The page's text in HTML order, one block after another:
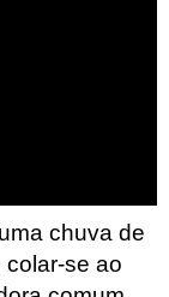
chuva de
colar-se ao